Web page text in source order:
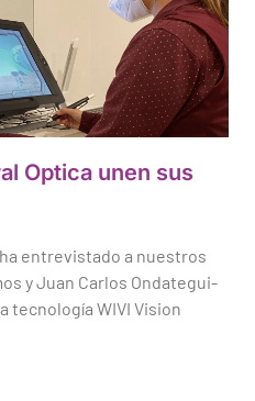
Optica unen sus
entrevistado a nuestros
y Juan Carlos Ondategui-
tecnología WIVI Vision